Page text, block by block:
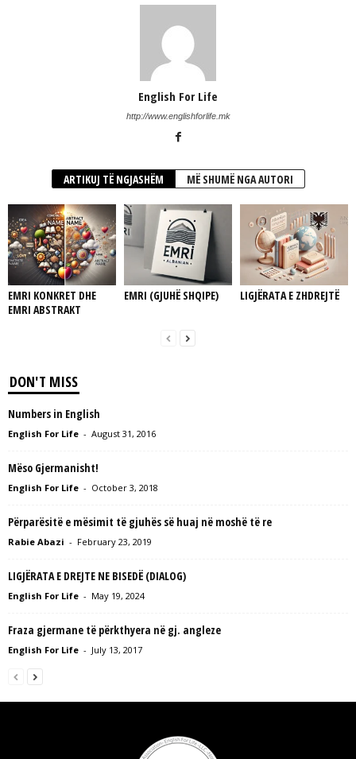
English For Life
http://www.englishforlife.mk
ARTIKUJ TË NGJASHËM MË SHUMË NGA AUTORI
EMRI KONKRET DHE
EMRI ABSTRAKT
EMRI (GJUHË SHQIPE) LIGJËRATA E ZHDREJTË
DON'T MISS
Numbers in English
English For Life - August 31, 2016
Mëso Gjermanisht!
English For Life - October 3, 2018
Përparësitë e mësimit të gjuhës së huaj në moshë të re
Rabie Abazi - February 23, 2019
LIGJËRATA E DREJTE NE BISEDË (DIALOG)
English For Life - May 19, 2024
Fraza gjermane të përkthyera në gj. angleze
English For Life - July 13, 2017